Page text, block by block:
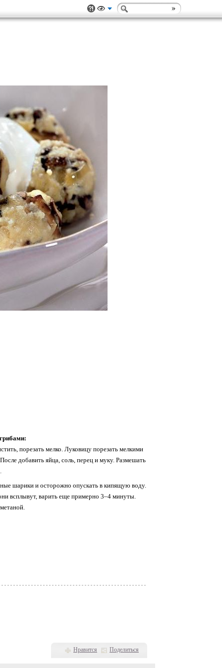
порезать мелко. Луковицу порезать мелкими
добавить яйца, соль, перец и муку. Размешать
шарики и осторожно опускать в кипящую воду.
всплывут, варить еще примерно 3–4 минуты.
Нравится Поделиться